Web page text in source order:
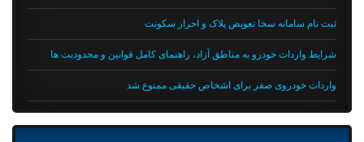
ثبت نام سامانه سخا تعویض پلاک و احراز سکونت
شرایط واردات خودرو به مناطق آزاد، راهنمای کامل قوانین و محدودیت ها
واردات خودروی صفر برای اشخاص حقیقی ممنوع شد